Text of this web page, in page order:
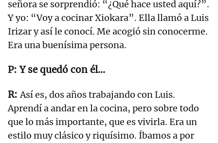
señora se sorprendió: “¿Qué hace usted aquí?”.
Y yo: “Voy a cocinar Xiokara”. Ella llamó a Luis
Irizar y así le conocí. Me acogió sin conocerme.
Era una buenísima persona.
Y se quedó con él…
Así es, dos años trabajando con Luis.
Aprendí a andar en la cocina, pero sobre todo
que lo más importante, que es vivirla. Era un
estilo muy clásico y riquísimo. Íbamos a por